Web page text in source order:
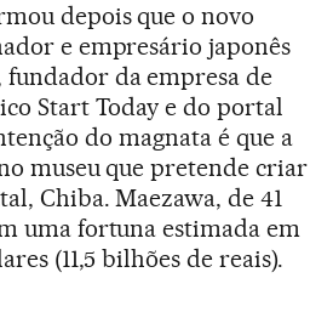
depois que o novo
e empresário japonês
fundador da empresa de
Start Today e do portal
do magnata é que a
museu que pretende criar
Chiba. Maezawa, de 41
uma fortuna estimada em
(11,5 bilhões de reais).